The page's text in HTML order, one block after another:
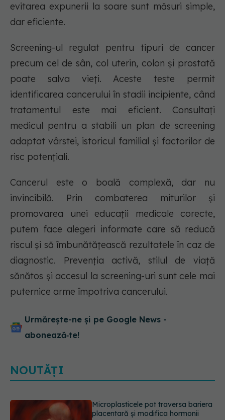
evitarea expunerii la soare sunt măsuri simple,
dar eficiente.
Screening-ul regulat pentru tipuri de cancer
precum cel de sân, col uterin, colon și prostată
poate salva vieți. Aceste teste permit
identificarea cancerului în stadii incipiente, când
tratamentul este mai eficient. Consultați
medicul pentru a stabili un plan de screening
adaptat vârstei, istoricul familial și factorilor de
risc potențiali.
Cancerul este o boală complexă, dar nu
invincibilă. Prin combaterea miturilor și
promovarea unei educații medicale corecte,
putem face alegeri informate care să reducă
riscul și să îmbunătățească rezultatele în caz de
diagnostic. Prevenția activă, stilul de viață
sănătos și accesul la screening-uri sunt cele mai
puternice arme împotriva cancerului.
Urmărește-ne și pe Google News -
abonează‑te!
NOUTĂȚI
Trucul genial cu ceai negru pentru
păr. Tot mai multe femei îl adoră